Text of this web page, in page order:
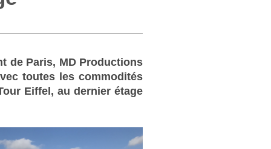
de Paris, MD Productions
toutes les commodités
Eiffel, au dernier étage